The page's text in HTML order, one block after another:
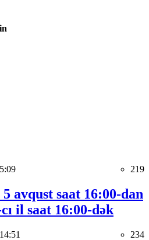
219
avqust saat 16:00-dan
il saat 16:00-dək
14:51 234